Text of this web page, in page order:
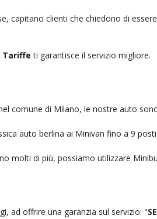
capitano clienti che chiedono di
Tariffe ti garantisce il servizio migliore.
comune di Milano, le nostre auto
auto berlina ai Minivan fino a 9
molti di più, possiamo utilizzare
ad offrire una garanzia sul servizio: "